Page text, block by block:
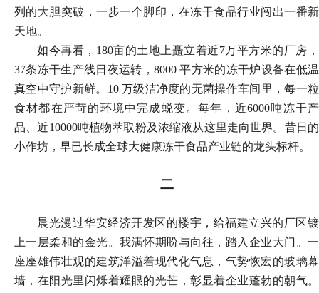
列的大胆突破，一步一个脚印，在冻干食品行业闯出一番新
天地。
如今再看， 180亩的土地上矗立着近7万平方米的厂房，
37条冻干生产线日夜运转，8000 平方米的冻干炉设备在低温
真空中守护新鲜。10 万级洁净度的无菌操作车间里，每一粒
食材都在严苛的环境中完成蜕变。每年，近6000吨冻干产
品、近10000吨植物萃取粉及浓缩液从这里走向世界。昔日的
小作坊，早已长成全球大健康冻干食品产业链的龙头标杆。
二
晨光漫过华安经济开发区的楼宇，给福建立兴的厂区镀
上一层柔和的金光。我满怀期盼与向往，踏入企业大门。一
座座雄伟壮观的建筑洋溢着现代化气息，气势恢宏的玻璃幕
墙，在阳光里闪烁着耀眼的光芒，彰显着企业蓬勃的朝气。